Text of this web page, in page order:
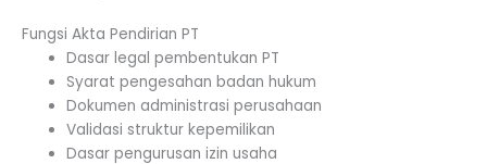
Fungsi Akta Pendirian PT
Dasar legal pembentukan PT
Syarat pengesahan badan hukum
Dokumen administrasi perusahaan
Validasi struktur kepemilikan
Dasar pengurusan izin usaha